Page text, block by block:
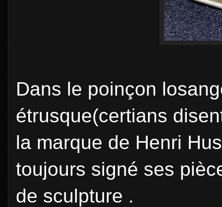
Dans le poinçon
étrusque(certians
la marque de Henri
toujours signé ses
de sculpture .